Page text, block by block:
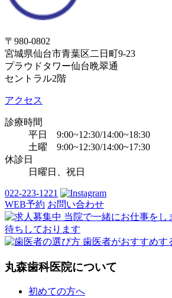
〒980-0802
宮城県仙台市青葉区二日町9-23
プラウドタワー仙台晩翠通
セントラル2階
アクセス
診療時間
平日 9:00~12:30/14:00~18:30
土曜 9:00~12:30/14:00~17:30
休診日
日曜日、祝日
022-223-1221
WEB予約 お問い合わせ
丸森歯科医院について
初めての方へ